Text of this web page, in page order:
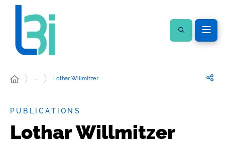
… Lothar Willmitzer
PUBLICATIONS
Lothar Willmitzer